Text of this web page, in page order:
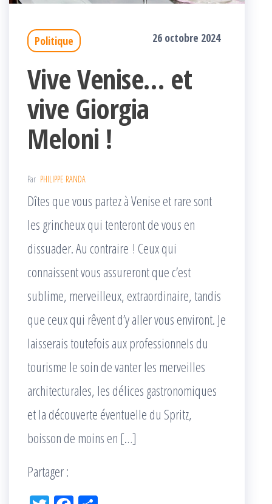
Politique 26 octobre 2024
Vive Venise… et
vive Giorgia
Meloni !
Par PHILIPPE RANDA
Dîtes que vous partez à Venise et rare sont
les grincheux qui tenteront de vous en
dissuader. Au contraire ! Ceux qui
connaissent vous assureront que c’est
sublime, merveilleux, extraordinaire, tandis
que ceux qui rêvent d’y aller vous environt. Je
laisserais toutefois aux professionnels du
tourisme le soin de vanter les merveilles
architecturales, les délices gastronomiques
et la découverte éventuelle du Spritz,
boisson de moins en […]
Partager :